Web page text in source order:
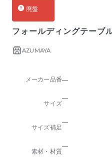
廃盤
フォールディングテーブ
AZUMAYA
メーカー品番---
サイズ
---
サイズ補足
---
素材・材質
---